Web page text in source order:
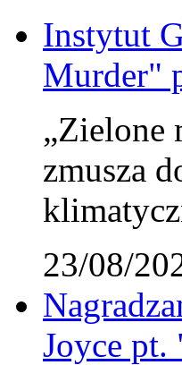
Instytut
Murder"
„Zielone
zmusza
23/08/
Joyce